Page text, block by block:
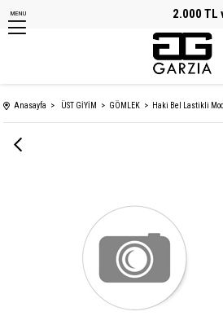
2.000 TL
MENU
Anasayfa ÜST GİYİM GÖMLEK Haki Bel Lastikli